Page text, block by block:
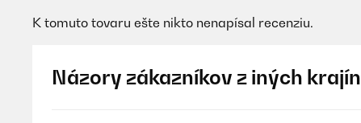
K tomuto tovaru ešte nikto nenapísal recenziu.
Názory zákazníkov z iných krajín